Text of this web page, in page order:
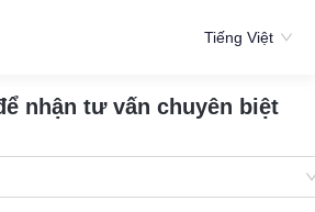
Tiếng Việt
nhận tư vấn chuyên biệt